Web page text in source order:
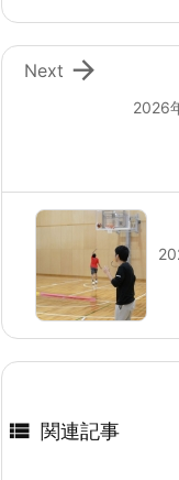
2026

Next
 関連記事